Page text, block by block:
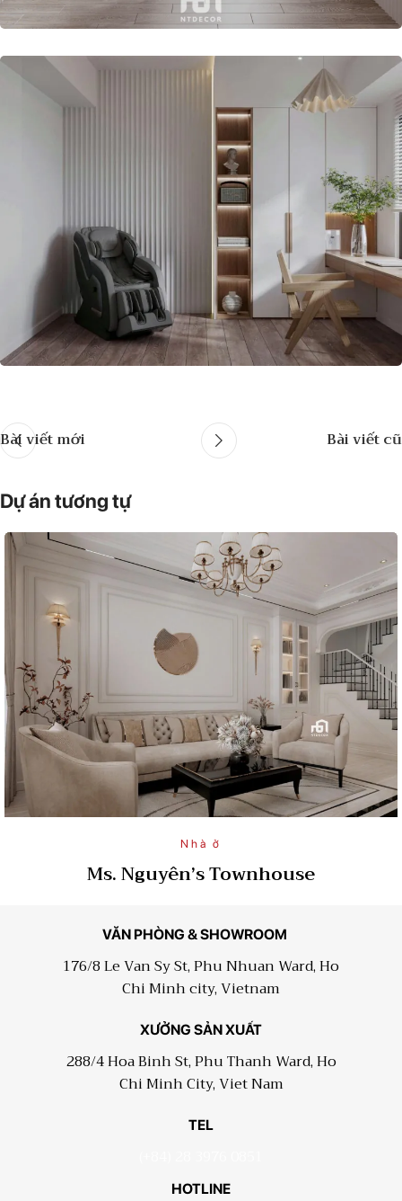
Bài viết mới Bài viết cũ
Dự án tương tự
Nhà ở
Ms. Nguyên’s Townhouse
VĂN PHÒNG & SHOWROOM
176/8 Le Van Sy St, Phu Nhuan Ward, Ho
Chi Minh city, Vietnam
XƯỞNG SẢN XUẤT
288/4 Hoa Binh St, Phu Thanh Ward, Ho
Chi Minh City, Viet Nam
TEL
HOTLINE